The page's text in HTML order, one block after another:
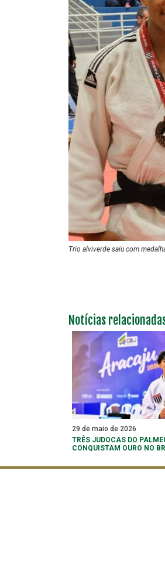
Trio alviverde saiu com
Notícias
29 de maio de 2026
TRÊS JUDOCAS DO
CONQUISTAM OURO NO